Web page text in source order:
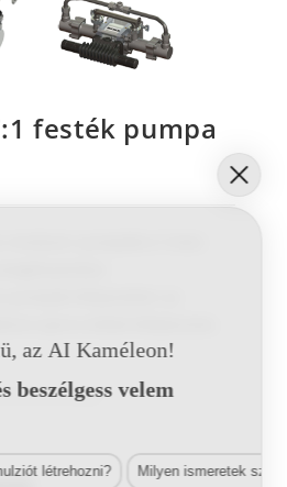
festék pumpa
pumpákra 5 éves
kifejezetten az
iparra lettek kifejlesztve.
pumpák
az AI Kaméleon!
beszélgess velem
létrehozni? Milyen ismeretek